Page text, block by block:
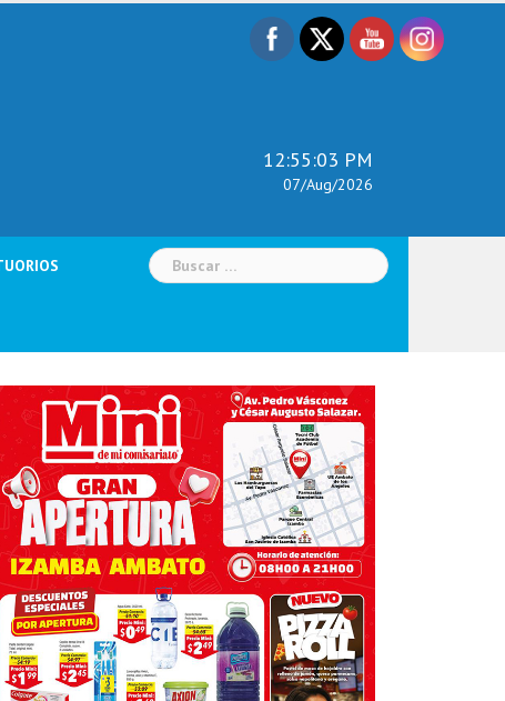
12:55:05 PM
07/Aug/2026
Buscar: